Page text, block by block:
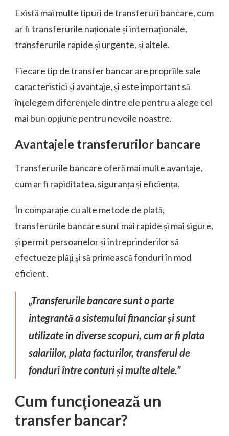
Există mai multe tipuri de transferuri bancare, cum
ar fi transferurile naționale și internaționale,
transferurile rapide și urgente, și altele.
Fiecare tip de transfer bancar are propriile sale
caracteristici și avantaje, și este important să
înțelegem diferențele dintre ele pentru a alege cel
mai bun opțiune pentru nevoile noastre.
Avantajele transferurilor bancare
Transferurile bancare oferă mai multe avantaje,
cum ar fi rapiditatea, siguranța și eficiența.
În comparație cu alte metode de plată,
transferurile bancare sunt mai rapide și mai sigure,
și permit persoanelor și întreprinderilor să
efectueze plăți și să primească fonduri în mod
eficient.
„Transferurile bancare sunt o parte
integrantă a sistemului financiar și sunt
utilizate în diverse scopuri, cum ar fi plata
salariilor, plata facturilor, transferul de
fonduri între conturi și multe altele.”
Cum funcționează un
transfer bancar?